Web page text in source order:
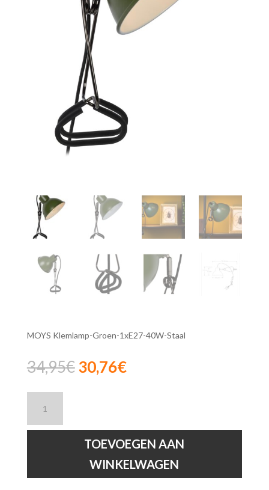
MOYS Klemlamp-Groen-1xE27-40W-Staal
34,95€Oorspronkelijke
prijs
30,76€Huidige
MOYS
-
-
TOEVOEGEN AAN
WINKELWAGEN